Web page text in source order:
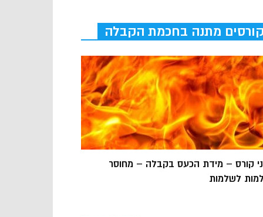
קורסים מתנה בחכמת הקבלה
קורס – מידת הכעס בקבלה – מחוסר
לשלמות